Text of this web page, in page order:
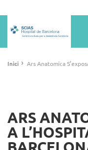
al
contingut
Centre exclusiu per a Assistència Sanitària
Fil
Inici › Ars Anatomica
ARS
A